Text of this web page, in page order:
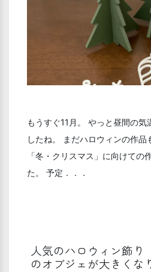
もうすぐ11月。 やっと昼間の気
したね。 まだハロウィンの作品
「冬・クリスマス」に向けての
た。 予定．．．
人気のハロウィン飾り
のオブジェが大きくな